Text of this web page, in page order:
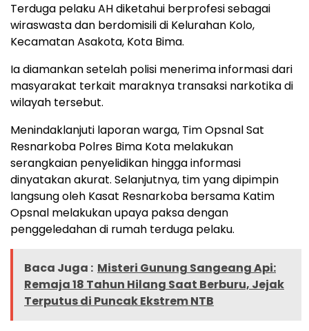
Terduga pelaku AH diketahui berprofesi sebagai
wiraswasta dan berdomisili di Kelurahan Kolo,
Kecamatan Asakota, Kota Bima.
Ia diamankan setelah polisi menerima informasi dari
masyarakat terkait maraknya transaksi narkotika di
wilayah tersebut.
Menindaklanjuti laporan warga, Tim Opsnal Sat
Resnarkoba Polres Bima Kota melakukan
serangkaian penyelidikan hingga informasi
dinyatakan akurat. Selanjutnya, tim yang dipimpin
langsung oleh Kasat Resnarkoba bersama Katim
Opsnal melakukan upaya paksa dengan
penggeledahan di rumah terduga pelaku.
Baca Juga : Misteri Gunung Sangeang Api:
Remaja 18 Tahun Hilang Saat Berburu, Jejak
Terputus di Puncak Ekstrem NTB